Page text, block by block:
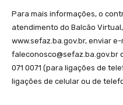
Para mais informações, o
atendimento do Balcão
www.sefaz.ba.gov.br, enviar
faleconosco@sefaz.ba.gov.br
071 0071 (para ligações de
ligações de celular ou de